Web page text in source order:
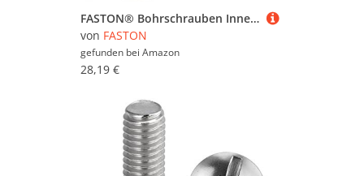
FASTON® Bohrschrauben Innensechsrund 4,8x45 mm mit Linsenkopf Form M Edelstahl A2 V2A (100 Stück) DIN 7504 TORX Selbstschneidend Schnellbauschrauben Selbstschneidende für Weichmetalle (z.B. Aluminium)
von FASTON
gefunden bei Amazon
28,19 €